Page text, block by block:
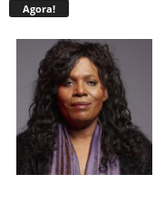
Agora!